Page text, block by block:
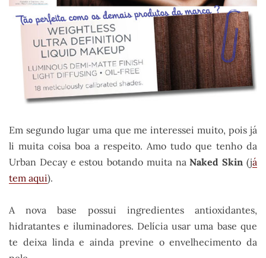
Em segundo lugar uma que me interessei muito, pois já
li muita coisa boa a respeito. Amo tudo que tenho da
Urban Decay e estou botando muita naNaked Skin (já
tem aqui).
A nova base possui ingredientes antioxidantes,
hidratantes e iluminadores. Delícia usar uma base que
te deixa linda e ainda previne o envelhecimento da